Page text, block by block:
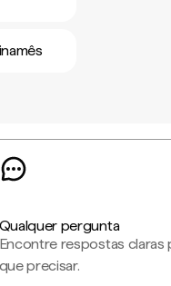
Qualquer pergunta
Encontre respostas claras
que precisar.